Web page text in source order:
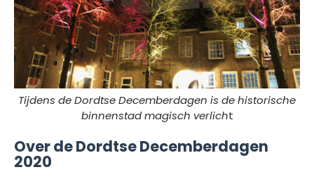
Tijdens de Dordtse Decemberdagen is de historische
binnenstad magisch verlicht
Over de Dordtse Decemberdagen
2020